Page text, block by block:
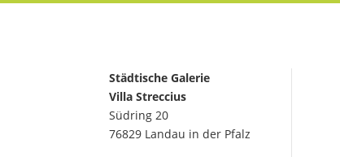
Städtische Galerie
Villa Streccius
Südring 20
76829 Landau in der Pfalz